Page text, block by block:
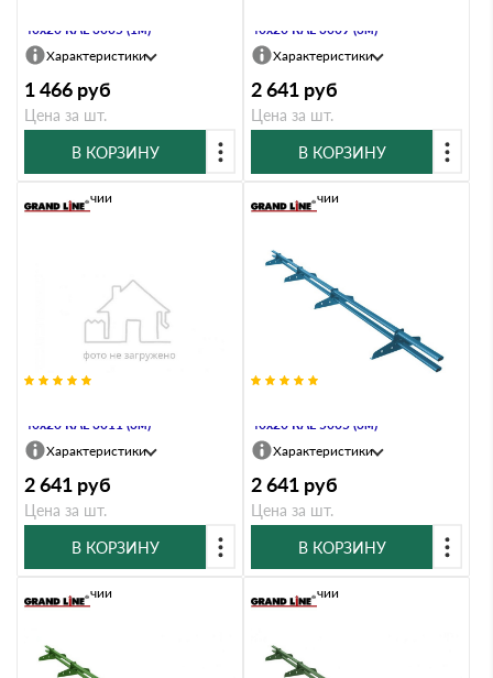
40х20 RAL 3005 (1м)
Характеристики
1 466 руб
Цена за шт.
В КОРЗИНУ
40х20 RAL 3009 (3м)
Характеристики
2 641 руб
Цена за шт.
В КОРЗИНУ
40х20 RAL 3011 (3м)
В наличии
Характеристики
2 641 руб
Цена за шт.
В КОРЗИНУ
40х20 RAL 5005 (3м)
В наличии
Характеристики
2 641 руб
Цена за шт.
В КОРЗИНУ
В наличии В наличии